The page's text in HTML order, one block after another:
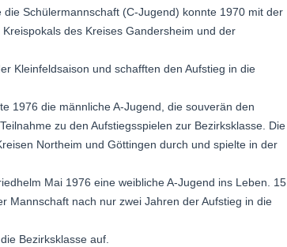
Schülermannschaft (C-Jugend) konnte 1970 mit der
des Kreises Gandersheim und der
Kleinfeldsaison und schafften den Aufstieg in die
1976 die männliche A-Jugend, die souverän den
zu den Aufstiegsspielen zur Bezirksklasse. Die
Northeim und Göttingen durch und spielte in der
Mai 1976 eine weibliche A-Jugend ins Leben. 15
Mannschaft nach nur zwei Jahren der Aufstieg in die
Bezirksklasse auf.